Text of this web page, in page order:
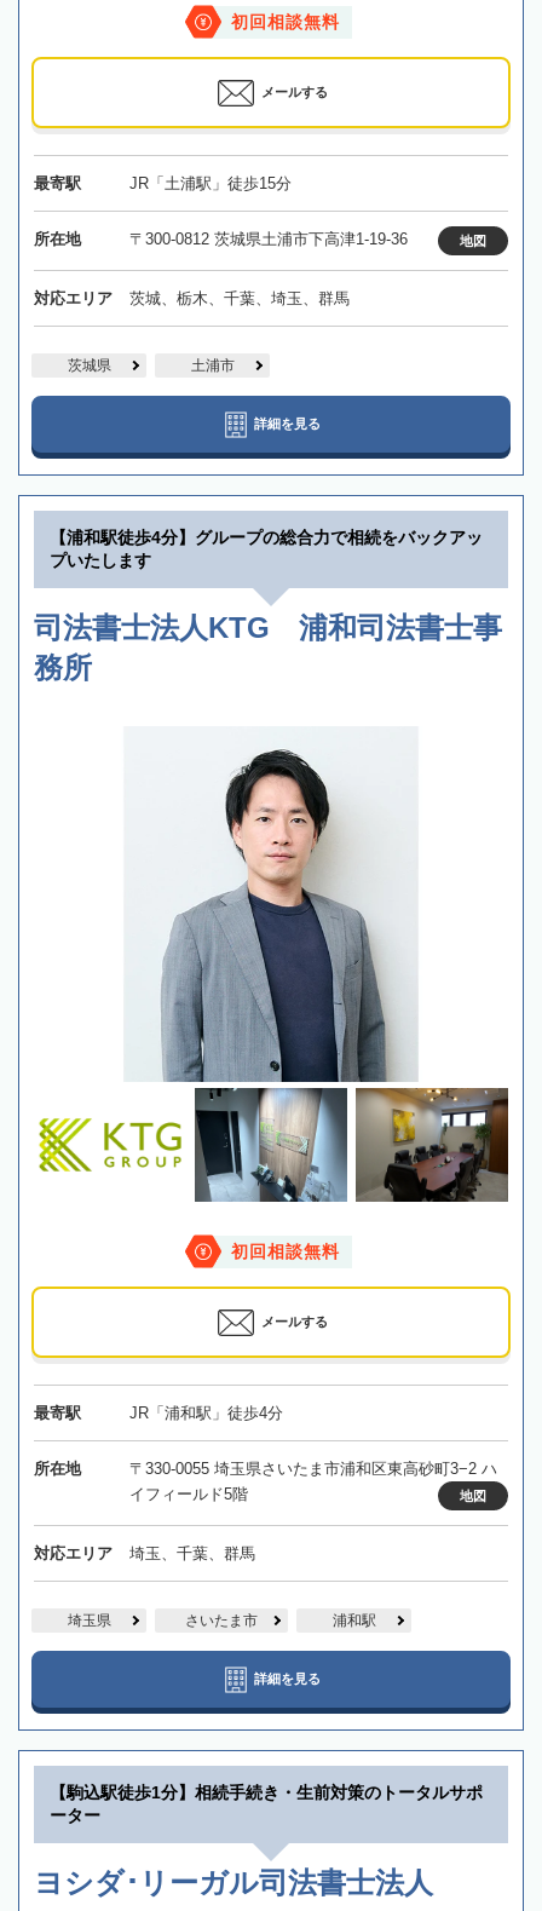
初回相談無料
メールする
最寄駅 JR「土浦駅」徒歩15分
所在地 〒300-0812 茨城県土浦市下高津1-19-36 地図
対応エリア 茨城、栃木、千葉、埼玉、群馬
茨城県 土浦市
詳細を見る
【浦和駅徒歩4分】グループの総合力で相続をバックアッ
プいたします
司法書士法人KTG 浦和司法書士事
務所
初回相談無料
メールする
最寄駅 JR「浦和駅」徒歩4分
所在地
〒330-0055 埼玉県さいたま市浦和区東高砂町3−2 ハ
イフィールド5階
地図
対応エリア 埼玉、千葉、群馬
埼玉県 さいたま市 浦和駅
詳細を見る
【駒込駅徒歩1分】相続手続き・生前対策のトータルサポ
ーター
ヨシダ･リーガル司法書士法人